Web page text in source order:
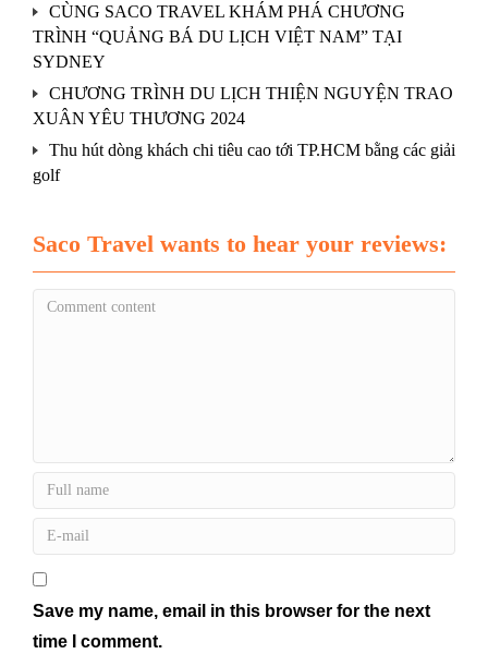
CÙNG SACO TRAVEL KHÁM PHÁ CHƯƠNG
TRÌNH “QUẢNG BÁ DU LỊCH VIỆT NAM” TẠI
SYDNEY
CHƯƠNG TRÌNH DU LỊCH THIỆN NGUYỆN TRAO
XUÂN YÊU THƯƠNG 2024
Thu hút dòng khách chi tiêu cao tới TP.HCM bằng các giải
golf
Saco Travel wants to hear your reviews:
Save my name, email in this browser for the next
time I comment.